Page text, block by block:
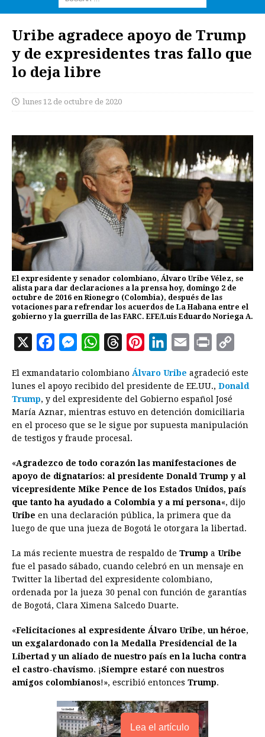
Uribe agradece apoyo de Trump
y de expresidentes tras fallo que
lo deja libre
lunes 12 de octubre de 2020
El expresidente y senador colombiano, Álvaro Uribe Vélez, se
alista para dar declaraciones a la prensa hoy, domingo 2 de
octubre de 2016 en Rionegro (Colombia), después de las
votaciones para refrendar los acuerdos de La Habana entre el
gobierno y la guerrilla de las FARC. EFE/Luis Eduardo Noriega A.
X
c
e
b
o
k
M
s
s
e
n
e
r
W
a
t
s
A
p
r
e
a
d
n
t
e
r
s
t
n
k
e
d
n
a
i
l
i
n
t
p
L
i
k
El exmandatario colombiano Álvaro Uribe agradeció este
lunes el apoyo recibido del presidente de EE.UU., Donald
Trump, y del expresidente del Gobierno español José
María Aznar, mientras estuvo en detención domiciliaria
en el proceso que se le sigue por supuesta manipulación
de testigos y fraude procesal.
«Agradezco de todo corazón las manifestaciones de
apoyo de dignatarios: al presidente Donald Trump y al
vicepresidente Mike Pence de los Estados Unidos, país
que tanto ha ayudado a Colombia y a mi persona«, dijo
Uribe en una declaración pública, la primera que da
luego de que una jueza de Bogotá le otorgara la libertad.
La más reciente muestra de respaldo de Trump a Uribe
fue el pasado sábado, cuando celebró en un mensaje en
Twitter la libertad del expresidente colombiano,
ordenada por la jueza 30 penal con función de garantías
de Bogotá, Clara Ximena Salcedo Duarte.
«Felicitaciones al expresidente Álvaro Uribe, un héroe,
un exgalardonado con la Medalla Presidencial de la
Libertad y un aliado de nuestro país en la lucha contra
el castro-chavismo. ¡Siempre estaré con nuestros
amigos colombianos!», escribió entonces Trump.
Lea el artículo